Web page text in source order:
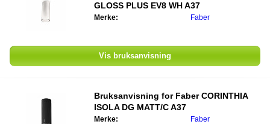
GLOSS PLUS EV8 WH A37
Merke: Faber
Vis bruksanvisning
Bruksanvisning for Faber CORINTHIA
ISOLA DG MATT/C A37
Merke: Faber